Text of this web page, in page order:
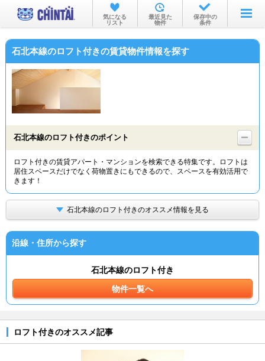
お部屋を探す
沿線・駅から
物件特集から
TOP
気になる
リスト
最近見た
物件
保存中の
条件
石北本線のロフト付きの賃貸物件情報を探す
石北本線のロフト付きのポイント
ロフト付きの賃貸アパート・マンションを検索できる特集です。ロフトは
居住スペースだけでなく荷物置きにもできるので、スペースを有効活用で
きます！
石北本線のロフト付きのオススメ情報を見る
沿線・住所から探す
石北本線のロフト付き
物件一覧へ
ロフト付きのオススメ記事